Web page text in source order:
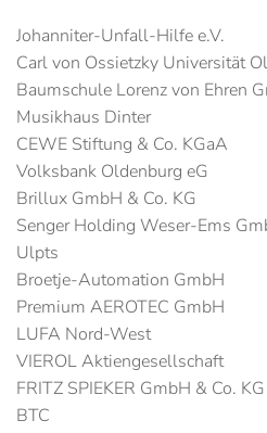
Johanniter-Unfall-Hilfe e.V.
Carl von Ossietzky Universität
Baumschule Lorenz von Ehren
Musikhaus Dinter
CEWE Stiftung & Co. KGaA
Volksbank Oldenburg eG
Brillux GmbH & Co. KG
Senger Holding Weser-Ems
Ulpts
Broetje-Automation GmbH
Premium AEROTEC GmbH
LUFA Nord-West
VIEROL Aktiengesellschaft
FRITZ SPIEKER GmbH & Co. KG
BTC